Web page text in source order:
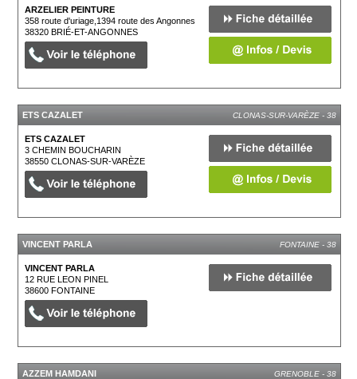
ARZELIER PEINTURE
358 route d'uriage,1394 route des Angonnes
38320BRIÉ-ET-ANGONNES
ETS CAZALET CLONAS-SUR-VARÈZE - 38
ETS CAZALET
3 CHEMIN BOUCHARIN
38550CLONAS-SUR-VARÈZE
VINCENT PARLA FONTAINE - 38
VINCENT PARLA
12 RUE LEON PINEL
38600FONTAINE
AZZEM HAMDANI GRENOBLE - 38